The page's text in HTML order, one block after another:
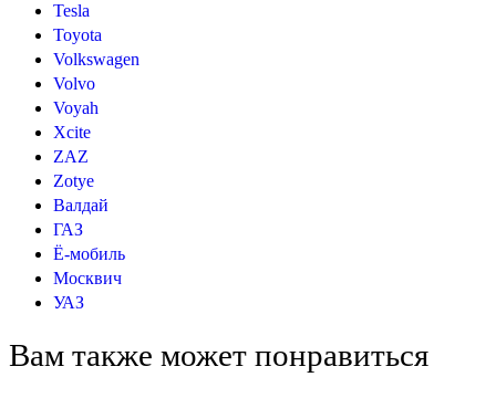
Tesla
Toyota
Volkswagen
Volvo
Voyah
Xcite
ZAZ
Zotye
Валдай
ГАЗ
Ё-мобиль
Москвич
УАЗ
Вам также может понравиться